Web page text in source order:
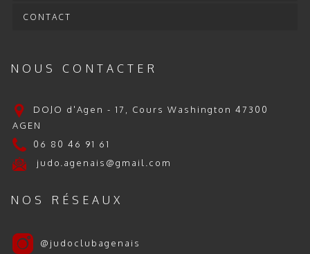
NOUS CONTACTER
DOJO d'Agen - 17, Cours Washington 47300
AGEN
06 80 46 91 61
judo.agenais@gmail.com
CONTACT
NOS RÉSEAUX
@judoclubagenais